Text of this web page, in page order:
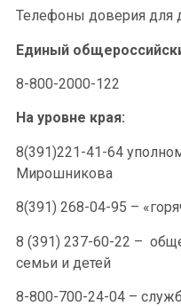
Телефоны доверия для
Единый
8-800-2000-122
На уровне края:
8(391)221-41-64
Мирошникова
8(391) 268-04-95 –
8 (391) 237-60-22 –
семьи и детей
8-800-700-24-04 –